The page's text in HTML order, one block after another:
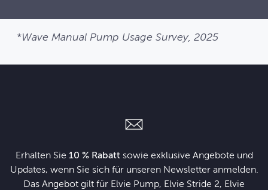
*Wave Manual Pump Usage Survey, 2025
Erhalten Sie 10 % Rabattsowie exklusive Angebote und
Updates, wenn Sie sich für unseren Newsletter anmelden.
Das Angebot gilt für Elvie Pump, Elvie Stride 2, Elvie